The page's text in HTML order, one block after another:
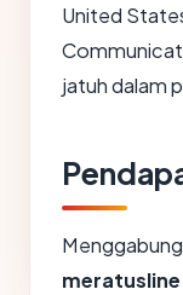
United
jatuh dalam